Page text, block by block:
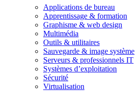
Applications de bureau
Apprentissage & formation
Graphisme & web design
Multimédia
Outils & utilitaires
Sauvegarde & image système
Serveurs & professionnels IT
Systèmes d’exploitation
Sécurité
Virtualisation